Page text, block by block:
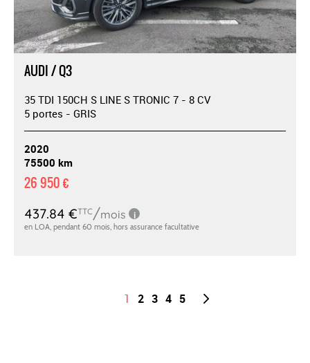
AUDI / Q3
35 TDI 150CH S LINE S TRONIC 7 - 8 CV
5 portes - GRIS
2020
75500 km
26 950 €
1 2 3 4 5